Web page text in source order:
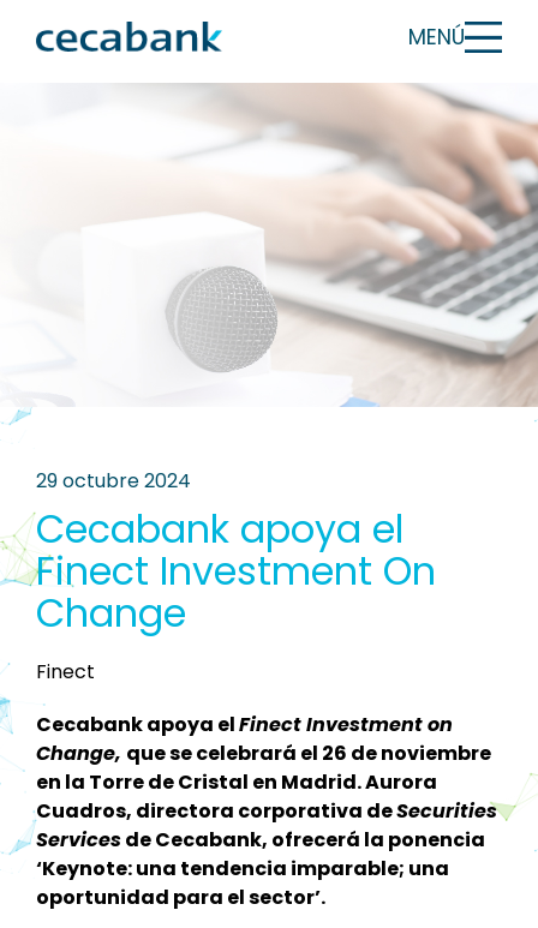
MENÚ
29 octubre 2024
Cecabank apoya el
Finect Investment On
Change
Finect
Cecabank apoya elFinect Investment on
Change, que se celebrará el 26 de noviembre
en la Torre de Cristal en Madrid. Aurora
Cuadros, directora corporativa deSecurities
Servicesde Cecabank, ofrecerá la ponencia
‘Keynote: una tendencia imparable; una
oportunidad para el sector’.